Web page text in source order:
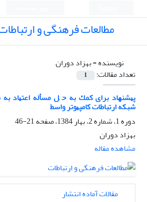
مطالعات فرهنگی و
نویسنده =بهزاد دوران
تعداد مقالات:
1
ﭘﻴﺸﻨﻬﺎد ﺑﺮای ﻛﻤﻚ ﺑﻪ ﺣ ﻞ ﻣﺴﺄﻟﻪ اﻋﺘﻴﺎد ﺑﻪ
ﺷﺒﻜﻪ ارﺗﺒﺎﻃﺎت ﻛﺎﻣﭙﻴﻮﺗﺮ واﺳﻂ
دوره 1، شماره 2، بهار 1384، صفحه
21-46
بهزاد دوران
مشاهده مقاله
مقالات آماده انتشار